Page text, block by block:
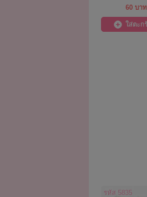
60 บาท
ใส่ตะก
รหัส 5835